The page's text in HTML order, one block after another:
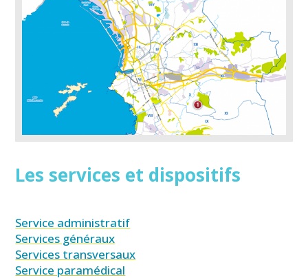
Les services et dispositifs
Service administratif
Services généraux
Services transversaux
Service paramédical